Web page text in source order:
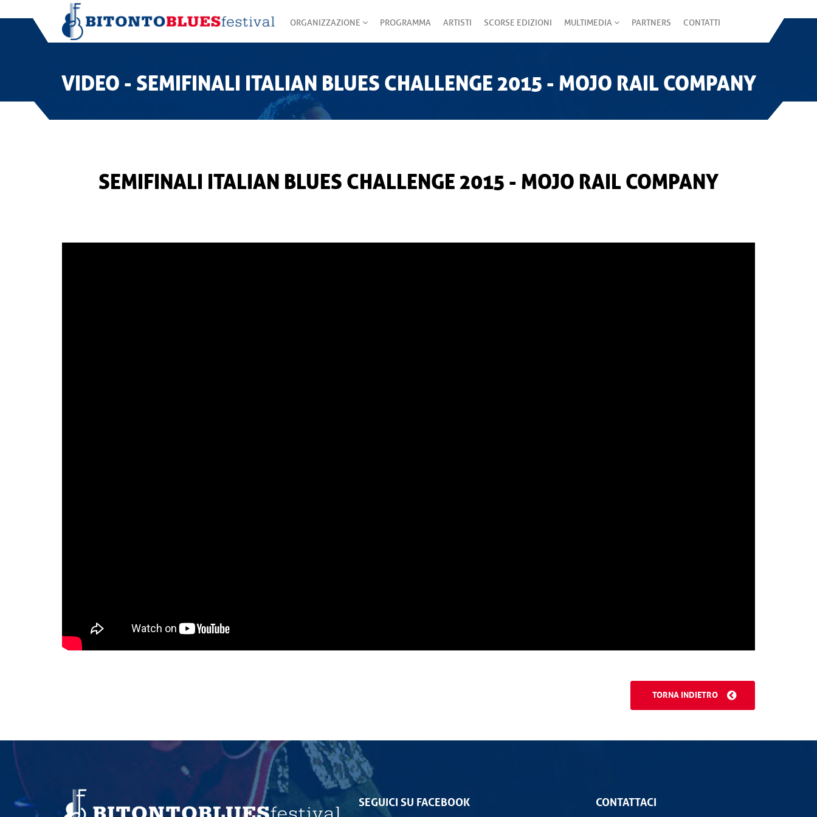
ORGANIZZAZIONE PROGRAMMA ARTISTI SCORSE EDIZIONI MULTIMEDIA PARTNERS CONTATTI
VIDEO - SEMIFINALI ITALIAN BLUES CHALLENGE 2015 - MOJO RAIL COMPANY
SEMIFINALI ITALIAN BLUES CHALLENGE 2015 - MOJO RAIL COMPANY
TORNA INDIETRO
SEGUICI SU FACEBOOK CONTATTACI